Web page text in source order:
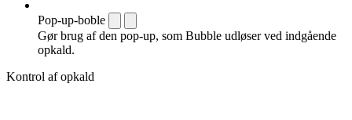
Pop-up-boble
Gør brug af den pop-up, som Bubble udløser ved indgående
opkald.
Kontrol af opkald